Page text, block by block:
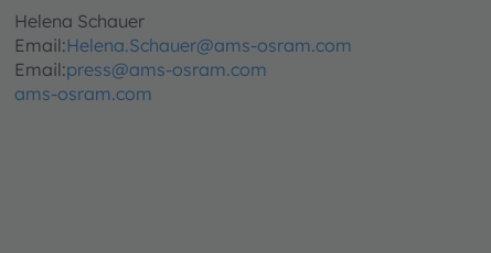
Helena Schauer
Email:Helena.Schauer@ams-osram.com
Email:press@ams-osram.com
ams-osram.com